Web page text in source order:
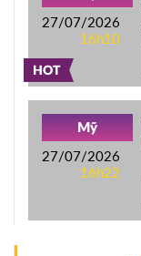
HOT
27/07/2026
16h10
Mỹ
27/07/2026
16h22